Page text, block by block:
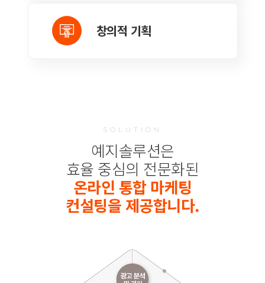
창의적 기획
SOLUTION
예지솔루션은
효율 중심의 전문화된
온라인 통합 마케팅
컨설팅을 제공합니다.